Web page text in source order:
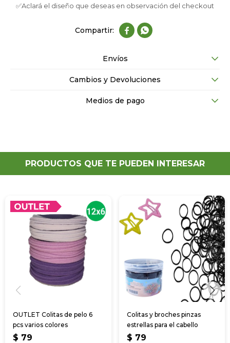
✅Aclará el diseño que deseas en observación del checkout
 
Envíos
Cambios y Devoluciones
Medios de pago
PRODUCTOS QUE TE PUEDEN INTERESAR
OUTLET Colitas de pelo 6
pcs varios colores
$ 79
Colitas y broches pinzas
estrellas para el cabello
$ 79